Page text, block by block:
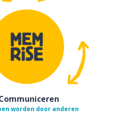
worden door anderen